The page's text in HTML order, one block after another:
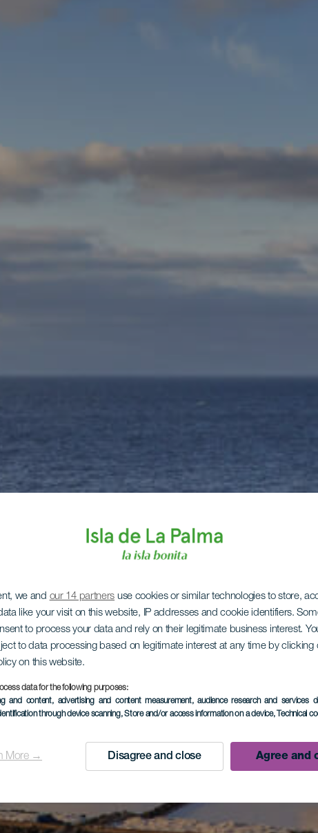
we and our 14 partners use cookies or similar technologies to store,
like your visit on this website, IP addresses and cookie identifiers.
to process your data and rely on their legitimate business interest.
to data processing based on legitimate interest at any time by clicking
on this website.
data for the following purposes:
and content, advertising and content measurement, audience research and services
through device scanning, Store and/or access information on a device, Technical
More → Disagree and close Agree and